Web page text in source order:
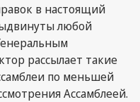
в настоящий
любой
рассылает такие
по меньшей
Ассамблеей.